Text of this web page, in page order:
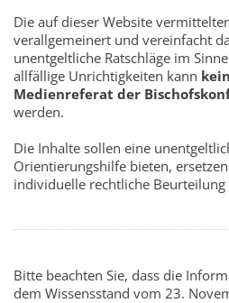
Die auf dieser Website
verallgemeinert und vereinfacht
unentgeltliche Ratschläge im
allfällige Unrichtigkeiten kann
Medienreferat der
werden.
Die Inhalte sollen eine
Orientierungshilfe bieten,
individuelle rechtliche Beurteilung
Bitte beachten Sie, dass die
dem Wissensstand vom 23.